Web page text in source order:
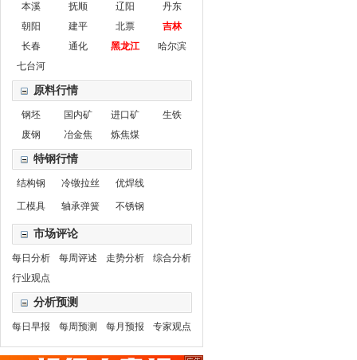
本溪
抚顺 辽阳
丹东
朝阳
建平 北票
吉林
长春
通化 黑龙江
哈尔滨
七台河
原料行情
钢坯 国内矿 进口矿
生铁
废钢
冶金焦 炼焦煤
特钢行情
结构钢 冷镦拉丝 优焊线
工模具 轴承弹簧 不锈钢
市场评论
每日分析 每周评述 走势分析
综合分析
行业观点
分析预测
每日早报 每周预测 每月预报 专家观点